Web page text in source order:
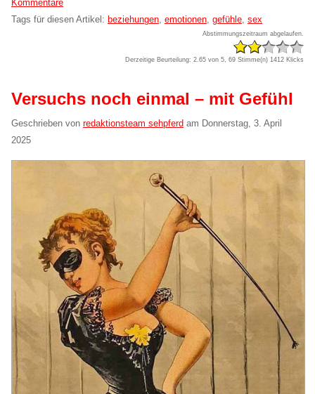
Kommentare
Tags für diesen Artikel: beziehungen emotionen gefühle sex
Abstimmungszeitraum abgelaufen.
Derzeitige Beurteilung: 2.65 von 5, 69 Stimme(n) 1412 Klicks
Versuchs noch einmal – mit Gefühl
Geschrieben von redaktionsteam sehpferd am Donnerstag, 3. April
2025